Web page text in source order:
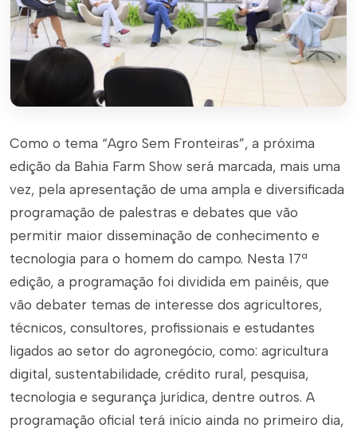
Como o tema “Agro Sem Fronteiras”, a próxima
edição da Bahia Farm Show será marcada, mais uma
vez, pela apresentação de uma ampla e diversificada
programação de palestras e debates que vão
permitir maior disseminação de conhecimento e
tecnologia para o homem do campo. Nesta 17ª
edição, a programação foi dividida em painéis, que
vão debater temas de interesse dos agricultores,
técnicos, consultores, profissionais e estudantes
ligados ao setor do agronegócio, como: agricultura
digital, sustentabilidade, crédito rural, pesquisa,
tecnologia e segurança jurídica, dentre outros. A
programação oficial terá início ainda no primeiro dia,